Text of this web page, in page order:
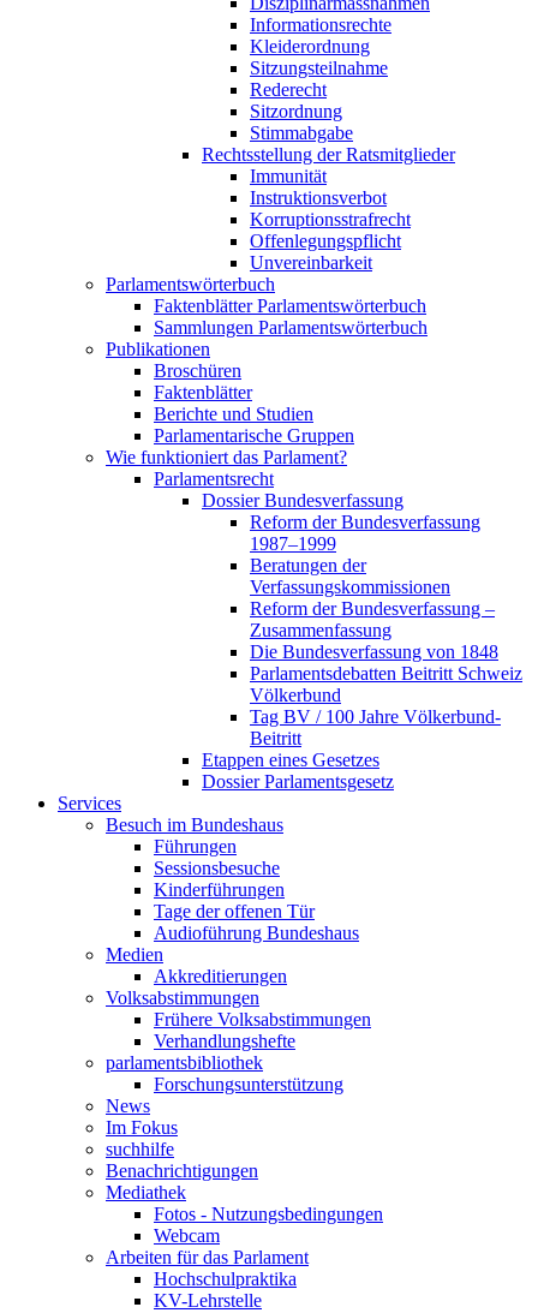
Informationsrechte
Kleiderordnung
Sitzungsteilnahme
Rederecht
Sitzordnung
Stimmabgabe
Rechtsstellung der Ratsmitglieder
Immunität
Instruktionsverbot
Korruptionsstrafrecht
Offenlegungspflicht
Unvereinbarkeit
Parlamentswörterbuch
Faktenblätter Parlamentswörterbuch
Sammlungen Parlamentswörterbuch
Publikationen
Broschüren
Faktenblätter
Berichte und Studien
Parlamentarische Gruppen
Wie funktioniert das Parlament?
Parlamentsrecht
Dossier Bundesverfassung
Reform der Bundesverfassung
1987–1999
Beratungen der
Verfassungskommissionen
Reform der Bundesverfassung –
Zusammenfassung
Die Bundesverfassung von 1848
Parlamentsdebatten Beitritt Schweiz
Völkerbund
Tag BV / 100 Jahre Völkerbund-
Beitritt
Etappen eines Gesetzes
Dossier Parlamentsgesetz
Services
Besuch im Bundeshaus
Führungen
Sessionsbesuche
Kinderführungen
Tage der offenen Tür
Audioführung Bundeshaus
Medien
Akkreditierungen
Volksabstimmungen
Frühere Volksabstimmungen
Verhandlungshefte
parlamentsbibliothek
Forschungsunterstützung
News
Im Fokus
suchhilfe
Benachrichtigungen
Mediathek
Fotos - Nutzungsbedingungen
Webcam
Arbeiten für das Parlament
Hochschulpraktika
KV-Lehrstelle